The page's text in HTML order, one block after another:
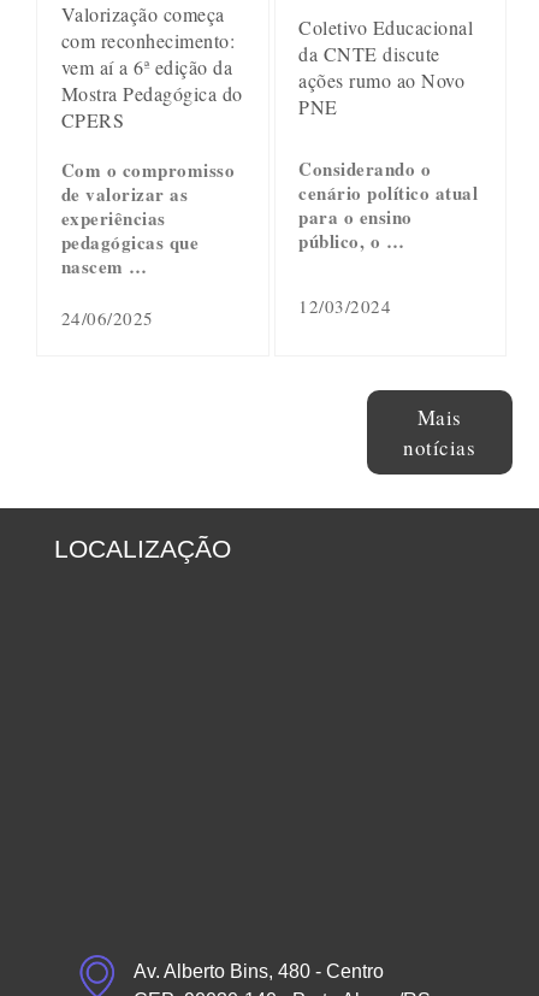
Valorização começa
com reconhecimento:
vem aí a 6ª edição da
Mostra Pedagógica do
CPERS
Com o compromisso
de valorizar as
experiências
pedagógicas que
nascem …
24/06/2025
Coletivo Educacional
da CNTE discute
ações rumo ao Novo
PNE
Considerando o
cenário político atual
para o ensino
público, o …
12/03/2024
Mais
notícias
LOCALIZAÇÃO
Av. Alberto Bins, 480 - Centro